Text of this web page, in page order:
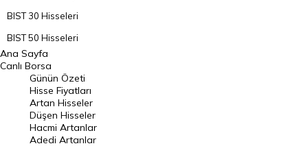
BIST 30 Hisseleri
BIST 50 Hisseleri
BIST 100 Hisseleri
En Çok Artan Hisseler
En Çok Düşen Hisseler
Hacmi Artanlar
Ana Sayfa
Canlı Borsa
Günün Özeti
Hisse Fiyatları
Artan Hisseler
Düşen Hisseler
Hacmi Artanlar
Adedi Artanlar